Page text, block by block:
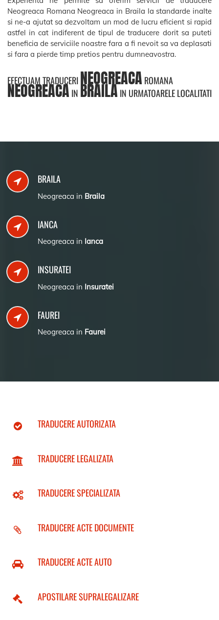
Neogreaca Romana Neogreaca in Braila la standarde inalte
si ne-a ajutat sa dezvoltam un mod de lucru eficient si rapid
astfel in cat indiferent de tipul de traducere dorit sa puteti
beneficia de serviciile noastre fara a fi nevoit sa va deplasati
si fara a pierde timp pretios pentru dumneavostra.
EFECTUAM TRADUCERINEOGREACA ROMANA
NEOGREACAIN BRAILAIN URMATOARELE LOCALITATI
BRAILA
Neogreaca in Braila
IANCA
Neogreaca in Ianca
INSURATEI
Neogreaca in Insuratei
FAUREI
Neogreaca in Faurei
TRADUCERE AUTORIZATA
TRADUCERE LEGALIZATA
TRADUCERE SPECIALIZATA
TRADUCERE ACTE DOCUMENTE
TRADUCERE ACTE AUTO
APOSTILARE SUPRALEGALIZARE